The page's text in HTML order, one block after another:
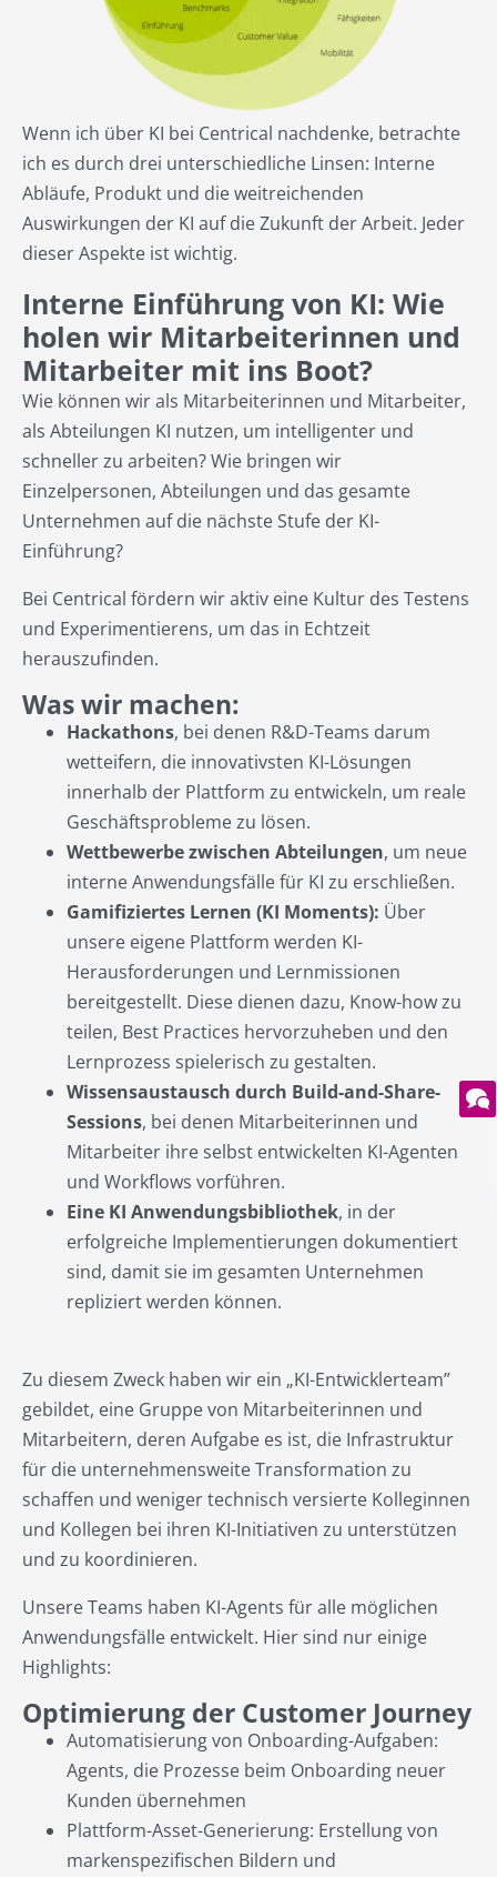
Wenn ich über KI bei Centrical nachdenke, betrachte
ich es durch drei unterschiedliche Linsen: Interne
Abläufe, Produkt und die weitreichenden
Auswirkungen der KI auf die Zukunft der Arbeit. Jeder
dieser Aspekte ist wichtig.
Interne Einführung von KI: Wie
holen wir Mitarbeiterinnen und
Mitarbeiter mit ins Boot?
Wie können wir als Mitarbeiterinnen und Mitarbeiter,
als Abteilungen KI nutzen, um intelligenter und
schneller zu arbeiten? Wie bringen wir
Einzelpersonen, Abteilungen und das gesamte
Unternehmen auf die nächste Stufe der KI-
Einführung?
Bei Centrical fördern wir aktiv eine Kultur des Testens
und Experimentierens, um das in Echtzeit
herauszufinden.
Was wir machen:
Hackathons, bei denen R&D-Teams darum
wetteifern, die innovativsten KI-Lösungen
innerhalb der Plattform zu entwickeln, um reale
Geschäftsprobleme zu lösen.
Wettbewerbe zwischen Abteilungen, um neue
interne Anwendungsfälle für KI zu erschließen.
Gamifiziertes Lernen (KI Moments): Über
unsere eigene Plattform werden KI-
Herausforderungen und Lernmissionen
bereitgestellt. Diese dienen dazu, Know-how zu
teilen, Best Practices hervorzuheben und den
Lernprozess spielerisch zu gestalten.
Wissensaustausch durch Build-and-Share-
Sessions, bei denen Mitarbeiterinnen und
Mitarbeiter ihre selbst entwickelten KI-Agenten
und Workflows vorführen.
Eine KI Anwendungsbibliothek, in der
erfolgreiche Implementierungen dokumentiert
sind, damit sie im gesamten Unternehmen
repliziert werden können.
Zu diesem Zweck haben wir ein „KI-Entwicklerteam”
gebildet, eine Gruppe von Mitarbeiterinnen und
Mitarbeitern, deren Aufgabe es ist, die Infrastruktur
für die unternehmensweite Transformation zu
schaffen und weniger technisch versierte Kolleginnen
und Kollegen bei ihren KI-Initiativen zu unterstützen
und zu koordinieren.
Unsere Teams haben KI-Agents für alle möglichen
Anwendungsfälle entwickelt. Hier sind nur einige
Highlights:
Optimierung der Customer Journey
Automatisierung von Onboarding-Aufgaben:
Agents, die Prozesse beim Onboarding neuer
Kunden übernehmen
Plattform-Asset-Generierung: Erstellung von
markenspezifischen Bildern und